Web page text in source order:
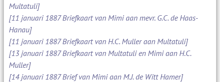
Multatuli]
[11 januari 1887 Briefkaart van Mimi aan mevr. G.C. de Haas-
Hanau]
[11 januari 1887 Briefkaart van H.C. Muller aan Multatuli]
[13 januari 1887 Briefkaart van Multatuli en Mimi aan H.C.
Muller]
[14 januari 1887 Brief van Mimi aan M.J. de Witt Hamer]